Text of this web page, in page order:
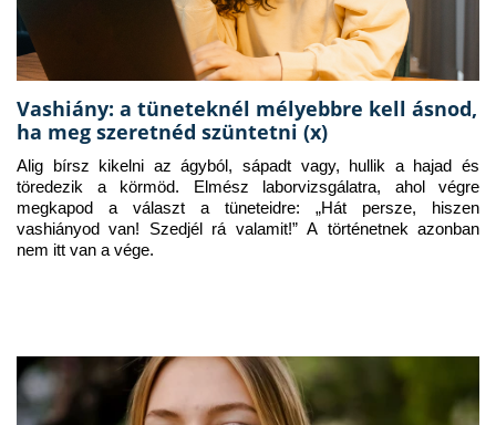
Vashiány: a tüneteknél mélyebbre kell ásnod,
ha meg szeretnéd szüntetni (x)
Alig bírsz kikelni az ágyból, sápadt vagy, hullik a hajad és
töredezik a körmöd. Elmész laborvizsgálatra, ahol végre
megkapod a választ a tüneteidre: „Hát persze, hiszen
vashiányod van! Szedjél rá valamit!” A történetnek azonban
nem itt van a vége.